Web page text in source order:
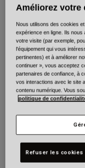
Taille
Améliorez votre
Nous utilisons des cookies
expérience en ligne. Ils
votre visite (par exemple,
l'équipement qui vous
pertinentes) et à améliorer
continuer », vous acceptez
partenaires de confiance, à
vos interactions avec le site
contenu numérique. Vous
politique de
Refuser les